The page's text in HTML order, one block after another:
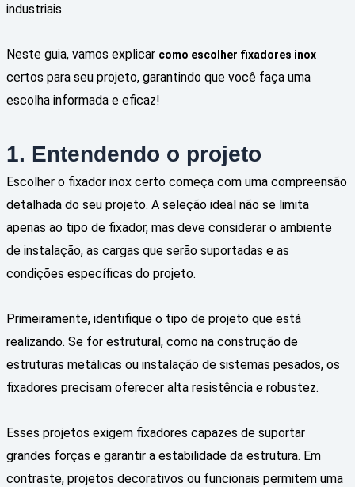
industriais.
Neste guia, vamos explicar como escolher fixadores inox
certos para seu projeto, garantindo que você faça uma
escolha informada e eficaz!
1. Entendendo o projeto
Escolher o fixador inox certo começa com uma compreensão
detalhada do seu projeto. A seleção ideal não se limita
apenas ao tipo de fixador, mas deve considerar o ambiente
de instalação, as cargas que serão suportadas e as
condições específicas do projeto.
Primeiramente, identifique o tipo de projeto que está
realizando. Se for estrutural, como na construção de
estruturas metálicas ou instalação de sistemas pesados, os
fixadores precisam oferecer alta resistência e robustez.
Esses projetos exigem fixadores capazes de suportar
grandes forças e garantir a estabilidade da estrutura. Em
contraste, projetos decorativos ou funcionais permitem uma